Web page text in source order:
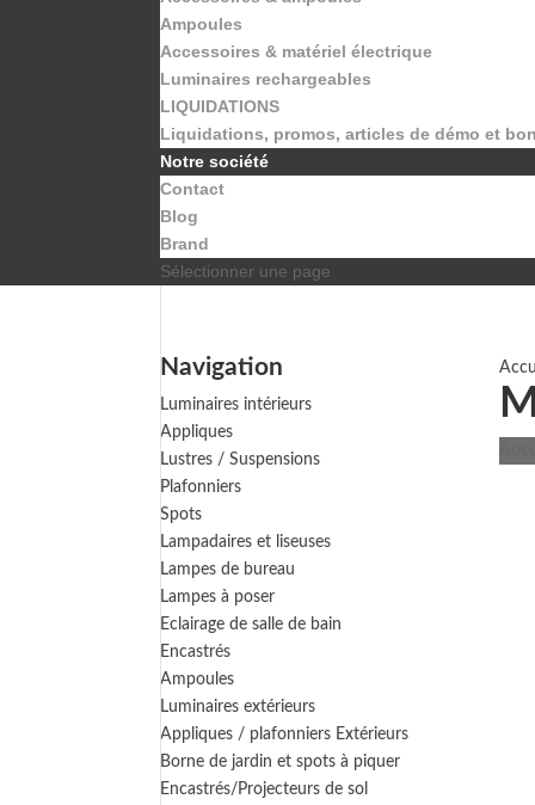
Ampoules
Accessoires & matériel électrique
Luminaires rechargeables
LIQUIDATIONS
Liquidations, promos, articles de démo et
Notre société
Contact
Blog
Brand
Sélectionner une page
Navigation
Luminaires intérieurs
Appliques
Lustres / Suspensions
Plafonniers
Spots
Lampadaires et liseuses
Lampes de bureau
Lampes à poser
Eclairage de salle de bain
Encastrés
Ampoules
Luminaires extérieurs
Appliques / plafonniers Extérieurs
Borne de jardin et spots à piquer
Encastrés/Projecteurs de sol